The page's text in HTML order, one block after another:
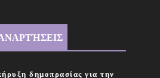
δημοπρασίας για την